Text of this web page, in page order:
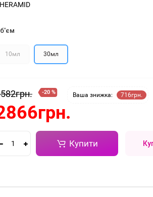
10мл 30мл
-20 % Ваша знижка: 716грн.
Купити